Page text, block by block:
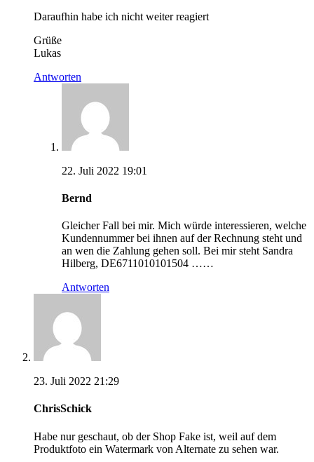
Daraufhin habe ich nicht weiter reagiert
Grüße
Lukas
Antworten
22. Juli 2022 19:01
Bernd
Gleicher Fall bei mir. Mich würde interessieren, welche
Kundennummer bei ihnen auf der Rechnung steht und
an wen die Zahlung gehen soll. Bei mir steht Sandra
Hilberg, DE6711010101504 ……
Antworten
23. Juli 2022 21:29
ChrisSchick
Habe nur geschaut, ob der Shop Fake ist, weil auf dem
Produktfoto ein Watermark von Alternate zu sehen war.